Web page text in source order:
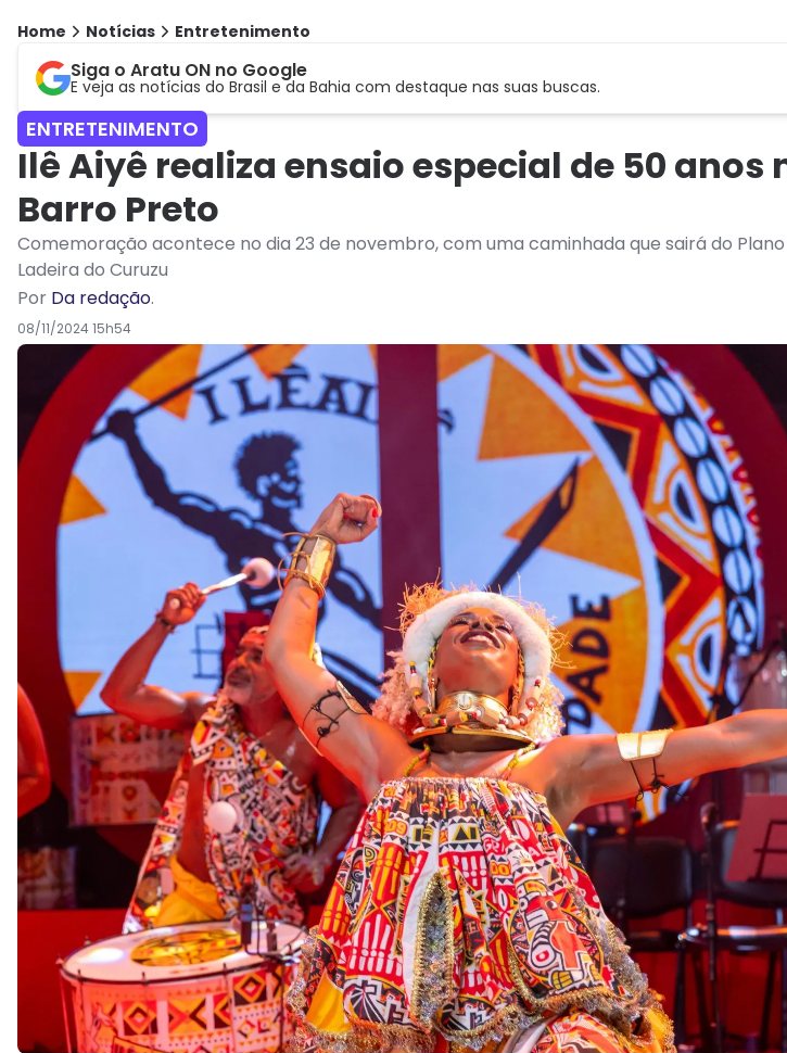
Home Notícias Entretenimento
Siga o Aratu ON no Google
E veja as notícias do Brasil e da Bahia com destaque nas suas buscas.
ENTRETENIMENTO
Ilê Aiyê realiza ensaio especial de 50 anos
Barro Preto
Comemoração acontece no dia 23 de novembro, com uma caminhada que sairá do
Ladeira do Curuzu
Por Da redação.
08/11/2024 15h54